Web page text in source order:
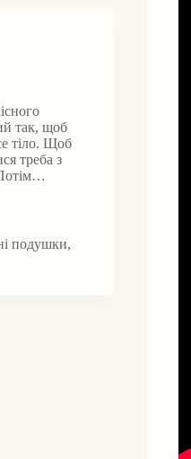
так, щоб
тіло. Щоб
треба з
подушки,